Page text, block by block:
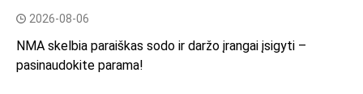
2026-08-06
NMA skelbia paraiškas sodo ir daržo įrangai įsigyti –
pasinaudokite parama!